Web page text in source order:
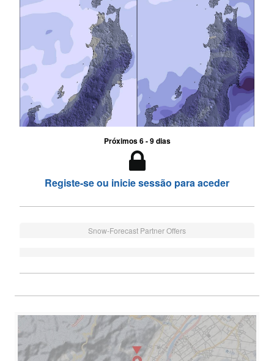
Próximos 6 - 9 dias
Registe-se ou inicie sessão para aceder
Snow-Forecast Partner Offers